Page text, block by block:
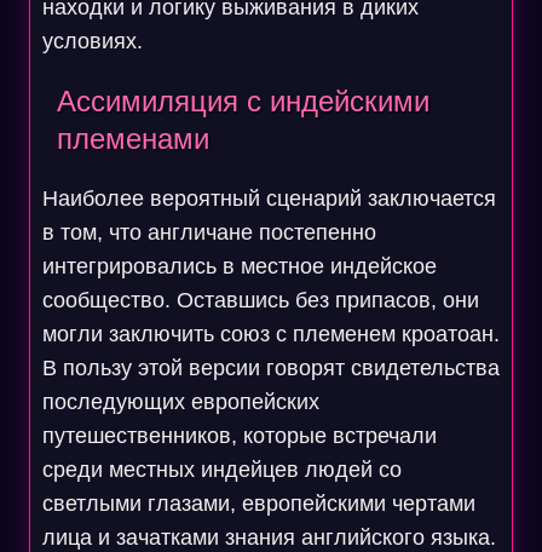
находки и логику выживания в диких
условиях.
Ассимиляция с индейскими
племенами
Наиболее вероятный сценарий заключается
в том, что англичане постепенно
интегрировались в местное индейское
сообщество. Оставшись без припасов, они
могли заключить союз с племенем кроатоан.
В пользу этой версии говорят свидетельства
последующих европейских
путешественников, которые встречали
среди местных индейцев людей со
светлыми глазами, европейскими чертами
лица и зачатками знания английского языка.